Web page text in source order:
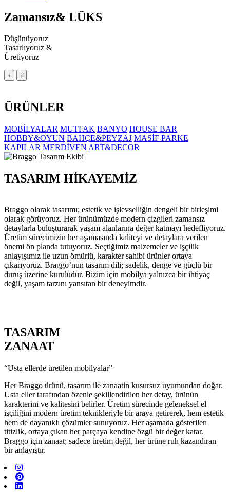
Zamansız& LÜKS
Düşünüyoruz
Tasarlıyoruz &
Üretiyoruz
‹ ›
ÜRÜNLER
MOBİLYALAR MUTFAK BANYO HOUSE BAR
HOBBY&OYUN BAHÇE&PEYZAJ MASİF PARKE
KAPILAR MERDİVEN ART&DECOR
TASARIM HİKAYEMİZ
Braggo olarak tasarımı; estetik ve işlevselliğin dengeli bir birleşimi
olarak görüyoruz. Her ürünümüzde modern çizgileri zamansız
detaylarla buluşturarak yaşam alanlarına değer katmayı hedefliyoruz.
Üretim sürecimizin her aşamasında kaliteyi ve detaylara verilen
önemi ön planda tutuyoruz. Seçtiğimiz malzemeler ve işçilik
anlayışımız ile uzun ömürlü, karakter sahibi ürünler ortaya
çıkarıyoruz. Braggo’nun tasarım dili; sadelik, denge ve güçlü bir
duruş üzerine kuruludur. Bizim için mobilya yalnızca bir ihtiyaç
değil, yaşam tarzını yansıtan bir deneyimdir.
TASARIM
ZANAAT
“Usta ellerde üretilen mobilyalar”
Her Braggo ürünü, tasarım ile zanaatin kusursuz uyumundan doğar.
Usta eller tarafından özenle şekillendirilen her detay, ürünün
karakterini ve kalitesini belirler. Üretim sürecinde geleneksel el
işçiliğini modern üretim teknikleriyle bir araya getirerek, hem estetik
hem de dayanıklı çözümler sunuyoruz. Her aşamada gösterilen
titizlik, ortaya çıkan her parçaya kendine özgü bir değer katar.
Braggo için zanaat; sadece üretim değil, her ürüne ruh kazandıran
bir anlayıştır.